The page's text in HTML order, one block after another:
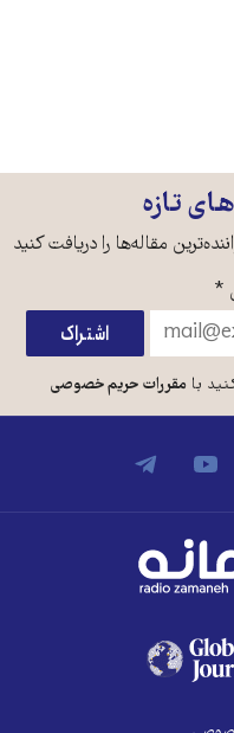
تازه
مقاله‌ها را دریافت کنید
*
بامقررات حریم خصوصی